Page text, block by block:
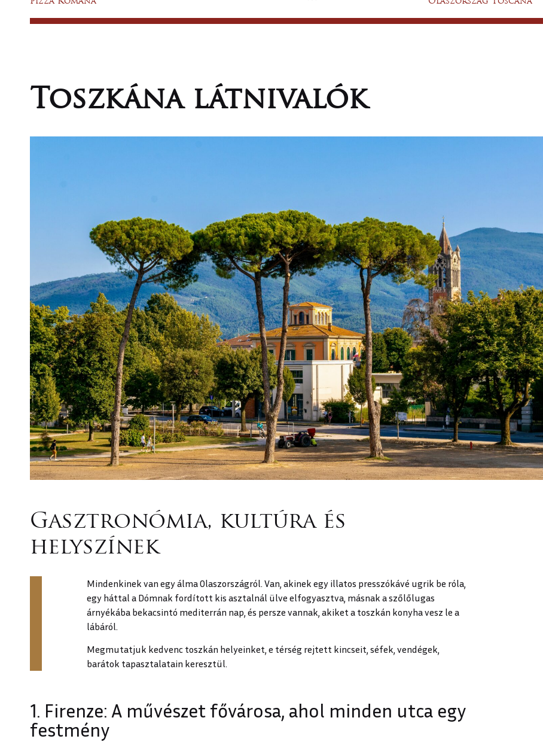
ITALLAP
TOSZKÁNÁBA
KAPCSOLAT
Toszkána látnivalók
Gasztronómia, kultúra és
helyszínek
Mindenkinek van egy álma Olaszországról. Van, akinek egy illatos presszókávé ugrik be róla,
egy háttal a Dómnak fordított kis asztalnál ülve elfogyasztva, másnak a szőlőlugas
árnyékába bekacsintó mediterrán nap, és persze vannak, akiket a toszkán konyha vesz le a
lábáról.
Megmutatjuk kedvenc toszkán helyeinket, e térség rejtett kincseit, séfek, vendégek,
barátok tapasztalatain keresztül.
1. Firenze: A művészet fővárosa, ahol minden utca egy
festmény